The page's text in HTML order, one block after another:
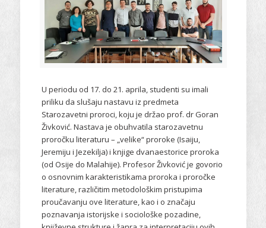
U periodu od 17. do 21. aprila, studenti su imali
priliku da slušaju nastavu iz predmeta
Starozavetni proroci, koju je držao prof. dr Goran
Živković. Nastava je obuhvatila starozavetnu
proročku literaturu – „velike“ proroke (Isaiju,
Jeremiju i Jezekilja) i knjige dvanaestorice proroka
(od Osije do Malahije). Profesor Živković je govorio
o osnovnim karakteristikama proroka i proročke
literature, različitim metodološkim pristupima
proučavanju ove literature, kao i o značaju
poznavanja istorijske i sociološke pozadine,